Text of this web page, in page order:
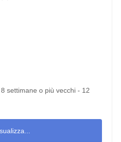
settimane o più vecchi - 12